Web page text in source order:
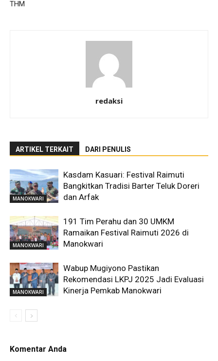
THM
redaksi
ARTIKEL TERKAIT DARI PENULIS
MANOKWARI
Kasdam Kasuari: Festival Raimuti
Bangkitkan Tradisi Barter Teluk Doreri
dan Arfak
MANOKWARI
191 Tim Perahu dan 30 UMKM
Ramaikan Festival Raimuti 2026 di
Manokwari
MANOKWARI
Wabup Mugiyono Pastikan
Rekomendasi LKPJ 2025 Jadi Evaluasi
Kinerja Pemkab Manokwari
Komentar Anda